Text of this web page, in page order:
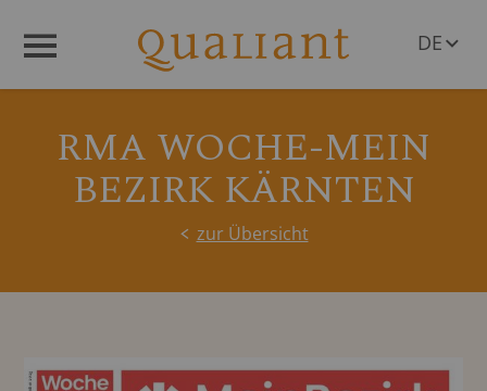
DE
RMA WOCHE-MEIN
BEZIRK KÄRNTEN
zur Übersicht